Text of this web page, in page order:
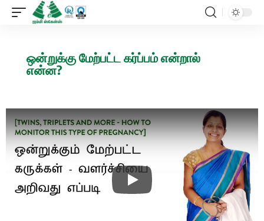
ஒன்றுக்கு மேற்பட்ட கர்ப்பம் என்றால்
என்ன?